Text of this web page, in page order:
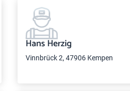
Hans Herzig
Vinnbrück 2, 47906 Kempen